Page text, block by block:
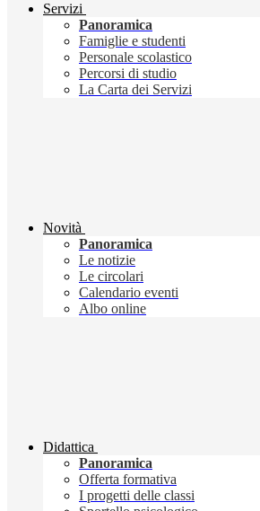
Servizi
Panoramica
Famiglie e studenti
Personale scolastico
Percorsi di studio
La Carta dei Servizi
Novità
Panoramica
Le notizie
Le circolari
Calendario eventi
Albo online
Didattica
Panoramica
Offerta formativa
I progetti delle classi